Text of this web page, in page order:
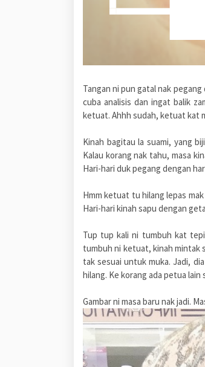
Tangan ni pun gatal nak
cuba analisis dan ingat balik
ketuat. Ahhh sudah, ketuat kat
Kinah bagitau la suami, yang
Kalau korang nak tahu, masa
Hari-hari duk pegang dengan
Hmm ketuat tu hilang lepas
Hari-hari kinah sapu dengan
Tup tup kali ni tumbuh kat tepi
tumbuh ni ketuat, kinah mintak
tak sesuai untuk muka. Jadi,
hilang. Ke korang ada petua
Gambar ni masa baru nak jadi.